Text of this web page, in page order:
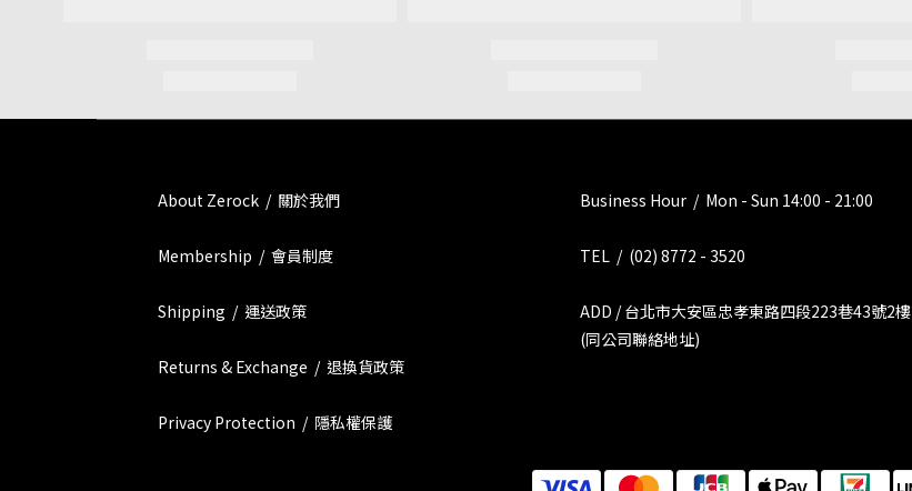
About Zerock / 關於我們
Membership / 會員制度
Shipping / 運送政策
Returns & Exchange / 退換貨政策
Privacy Protection / 隱私權保護
Business Hour / Mon - Sun 14:00 - 21:00
TEL / (02) 8772 - 3520
ADD / 台北市大安區忠孝東路四段223巷43號2樓
(同公司聯絡地址)